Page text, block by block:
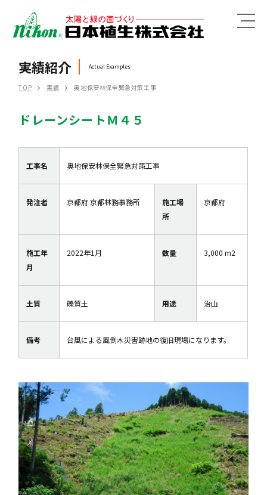
MENU
実績紹介 Actual Examples
TOP 実績 奥地保安林保全緊急対策工事
ドレーンシートＭ４５
工事名 奥地保安林保全緊急対策工事
発注者 京都府 京都林務事務所
施工場
所
京都府
施工年
月
2022年1月 数量 3,000 m2
土質 礫質土 用途 治山
備考 台風による風倒木災害跡地の復旧現場になります。